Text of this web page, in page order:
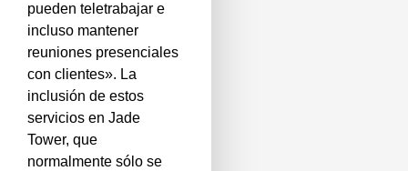
pueden teletrabajar e
incluso mantener
reuniones presenciales
con clientes». La
inclusión de estos
servicios en Jade
Tower, que
normalmente sólo se